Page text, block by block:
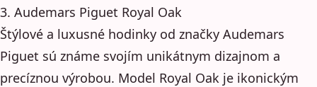
3. Audemars Piguet Royal Oak
Štýlové a luxusné hodinky od značky Audemars
Piguet sú známe svojím unikátnym dizajnom a
precíznou výrobou. Model Royal Oak je ikonickým